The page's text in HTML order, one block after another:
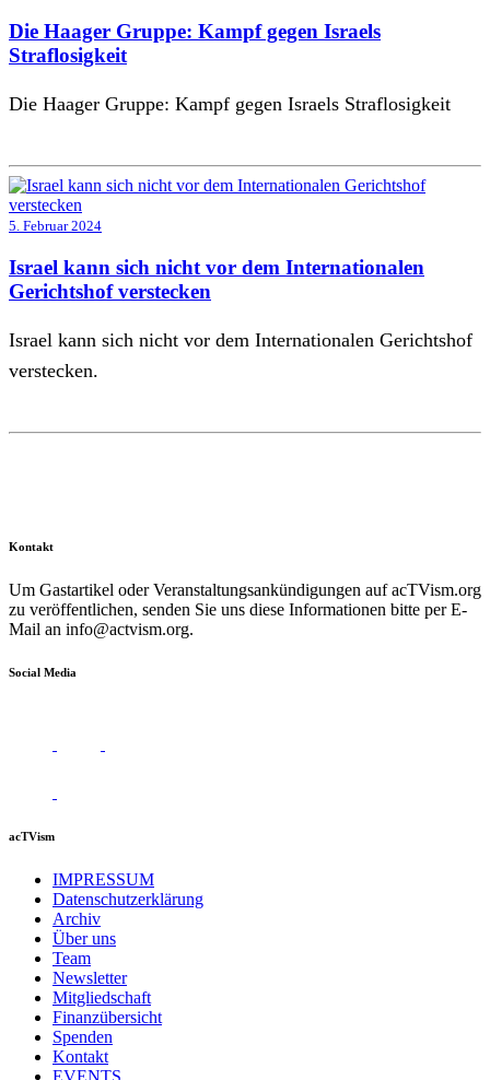
Die Haager Gruppe: Kampf gegen Israels
Straflosigkeit
Die Haager Gruppe: Kampf gegen Israels Straflosigkeit
5. Februar 2024
Israel kann sich nicht vor dem Internationalen
Gerichtshof verstecken
Israel kann sich nicht vor dem Internationalen Gerichtshof
verstecken.
Kontakt
Um Gastartikel oder Veranstaltungsankündigungen auf acTVism.org
zu veröffentlichen, senden Sie uns diese Informationen bitte per E-
Mail an info@actvism.org.
Social Media
acTVism
IMPRESSUM
Datenschutzerklärung
Archiv
Über uns
Team
Newsletter
Mitgliedschaft
Finanzübersicht
Spenden
Kontakt